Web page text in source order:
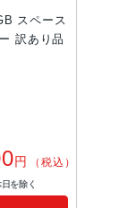
スペース
訳あり品
円 （税込）
を除く